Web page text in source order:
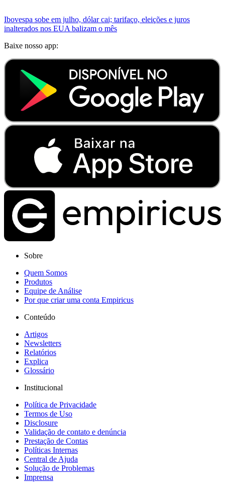
Ibovespa sobe em julho, dólar cai; tarifaço, eleições e juros
inalterados nos EUA balizam o mês
Baixe nosso app:
Sobre
Quem Somos
Produtos
Equipe de Análise
Por que criar uma conta Empiricus
Conteúdo
Artigos
Newsletters
Relatórios
Explica
Glossário
Institucional
Política de Privacidade
Termos de Uso
Disclosure
Validação de contato e denúncia
Prestação de Contas
Políticas Internas
Central de Ajuda
Solução de Problemas
Imprensa